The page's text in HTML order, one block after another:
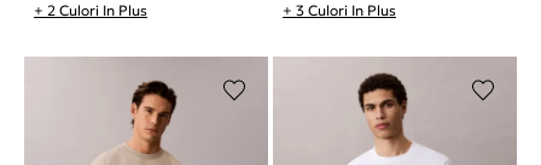
+ 2 Culori In Plus + 3 Culori In Plus